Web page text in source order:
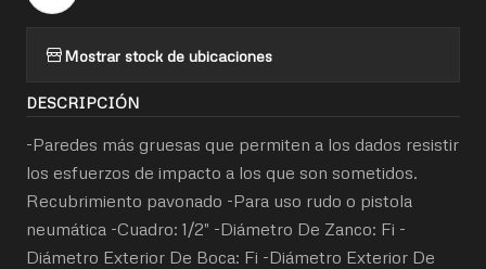
Mostrar stock de ubicaciones
DESCRIPCIÓN
-Paredes más gruesas que permiten a los dados resistir
los esfuerzos de impacto a los que son sometidos.
Recubrimiento pavonado -Para uso rudo o pistola
neumática -Cuadro: 1/2" -Diámetro De Zanco: Fi -
Diámetro Exterior De Boca: Fi -Diámetro Exterior De